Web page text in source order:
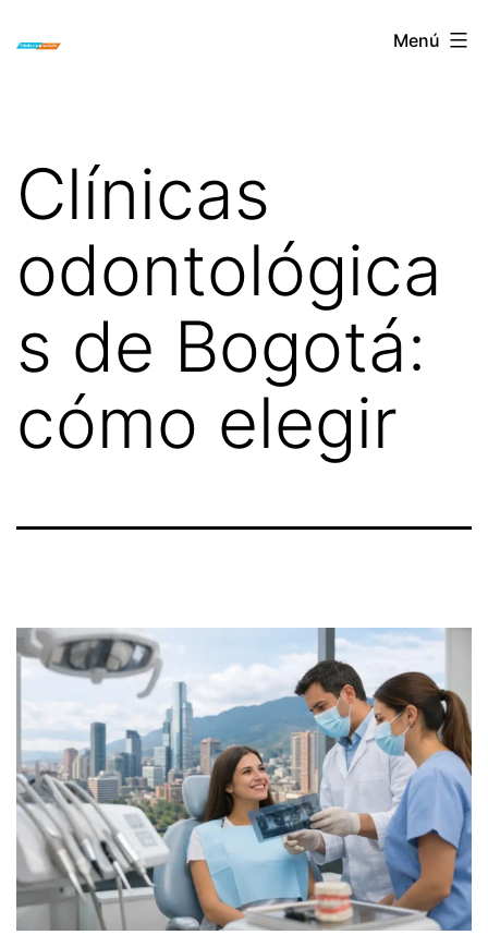
ORTODONCIA
Menú
Clínicas
odontológica
s de Bogotá:
cómo elegir